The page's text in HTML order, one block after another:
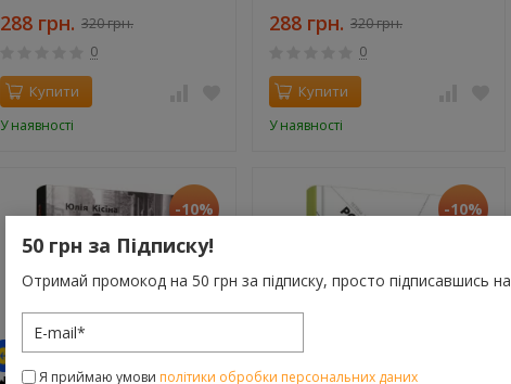
288 грн. 320 грн.
0
Купити
У наявності
288 грн. 320 грн.
0
Купити
У наявності
-10% -10%
50 грн за Підписку!
Отримай промокод на 50 грн за підписку, просто підписавшись
Я приймаю умови політики обробки персональних даних